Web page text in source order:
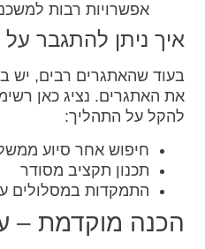
אפשרויות רבות
איך ניתן להתגבר
בעוד שהאתגרים רבים, יש
את האתגרים. נציג כאן
להקל על התהליך:
חיפוש אחר סיוע
תכנון תקציב מסודר
התמקדות במסלולים
הכנה מוקדמת –